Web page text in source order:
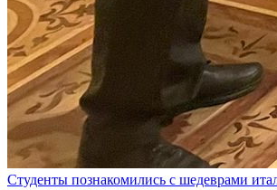
Студенты познакомились с шедеврами